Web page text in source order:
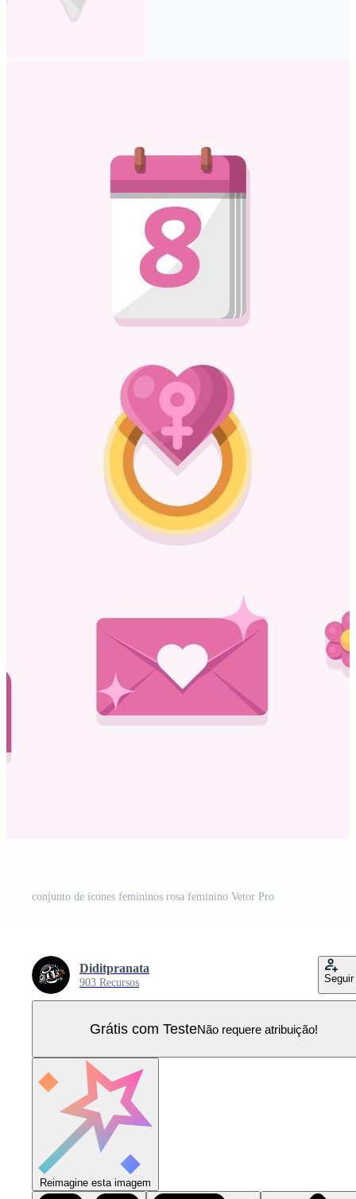
conjunto de ícones femininos rosa feminino Vetor Pro
Diditpranata
903 Recursos Seguir
Grátis com TesteNão requere atribuição!
Reimagine esta imagem